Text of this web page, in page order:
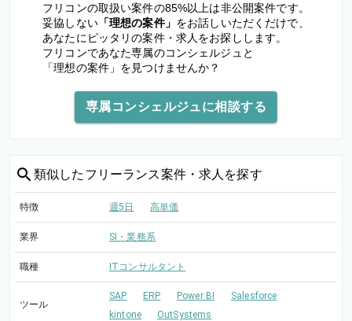
フリコンの取扱い案件の85%以上は非公開案件です。
妥協しない「理想の案件」 をお話しいただくだけで、
あなたにピッタリの案件・求人をお探しします。
フリコンであなた専属のコンシェルジュと
「理想の案件」を見つけませんか？
専属コンシェルジュに相談する
類似した フリーランス案件・求人を探す
特徴 週5日 高単価
業界 SI・業務系
職種 ITコンサルタント
ツール
SAP ERP Power BI
Salesforce
kintone
OutSystems